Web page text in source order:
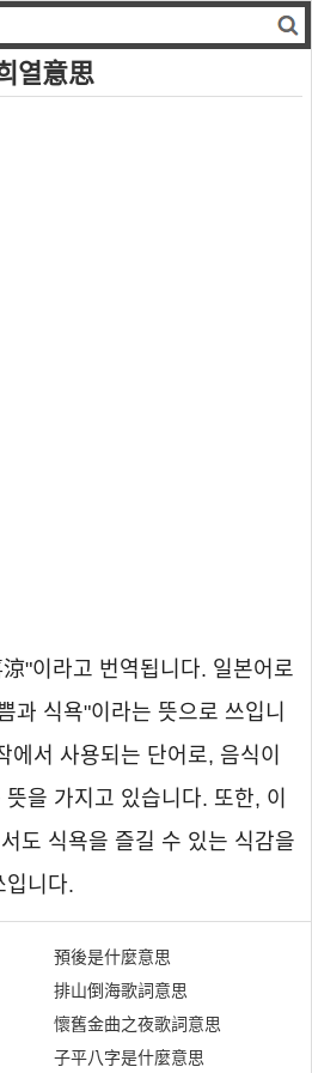
열意思
"이라고 번역됩니다. 일본어로
과 식욕"이라는 뜻으로 쓰입니
에서 사용되는 단어로, 음식이
을 가지고 있습니다. 또한, 이
도 식욕을 즐길 수 있는 식감을
입니다.
預後是什麼意思
排山倒海歌詞意思
懷舊金曲之夜歌詞意思
子平八字是什麼意思